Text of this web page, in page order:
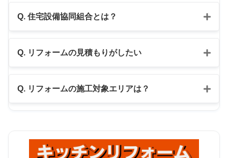
Q. 住宅設備協同組合とは？
Q. リフォームの見積もりがしたい
Q. リフォームの施工対象エリアは？